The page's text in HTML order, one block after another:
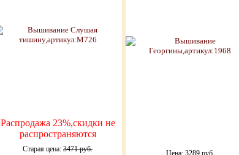
Распродажа 23%,скидки не
распространяются
Старая цена: 3471 руб.